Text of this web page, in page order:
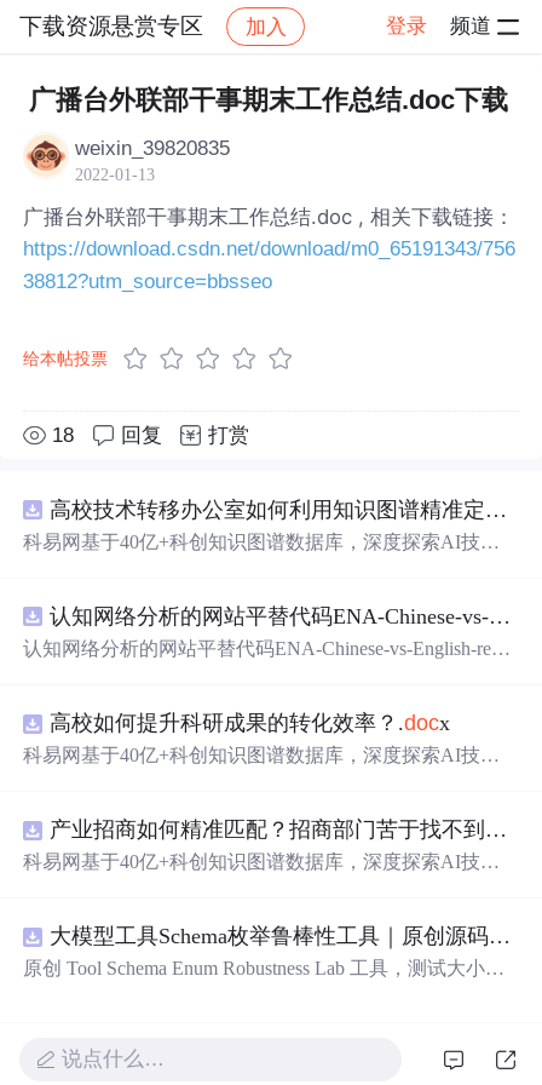
下载资源悬赏专区 加入 登录 频道
社区 下载资源悬赏专区 帖子详情
广播台外联部干事期末工作总结.doc下载
weixin_39820835
2022-01-13
广播台外联部干事期末工作总结.doc , 相关下载链接：
https://download.csdn.net/download/m0_65191343/756
38812?utm_source=bbsseo
给本帖投票
18 回复 打赏
高校技术转移办公室如何利用知识图谱精准定位产业需求与技术适配点？.
科易网基于40亿+科创知识图谱数据库，深度探索AI技术
新领域的AI+数智化解决方案，推动科技创新与产业创新
智能化发展。
认知网络分析的网站平替代码ENA-Chinese-vs-English-reproducible.zip
认知网络分析的网站平替代码ENA-Chinese-vs-English-repro
高校如何提升科研成果的转化效率？.docx
科易网基于40亿+科创知识图谱数据库，深度探索AI技术
新领域的AI+数智化解决方案，推动科技创新与产业创新
智能化发展。
产业招商如何精准匹配？招商部门苦于找不到符合产业链补链强链方向的目标企业怎么办？.
科易网基于40亿+科创知识图谱数据库，深度探索AI技术
新领域的AI+数智化解决方案，推动科技创新与产业创新
智能化发展。
大模型工具Schema枚举鲁棒性工具｜原创源码+测试+离线报告
原创 Tool Schema Enum Robustness Lab 工具，测试大小
可复现合成示例、离线 HTML/JSON/SVG 报告、1080×720
真实运行效果图、README、运行说明、功能清单、MIT
说点什么…